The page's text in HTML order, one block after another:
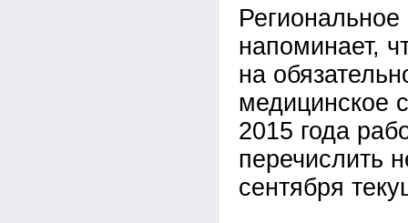
напоминает,
на
медицинское
2015 года
перечислить
сентября